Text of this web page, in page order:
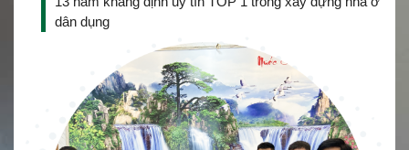
dân dụng